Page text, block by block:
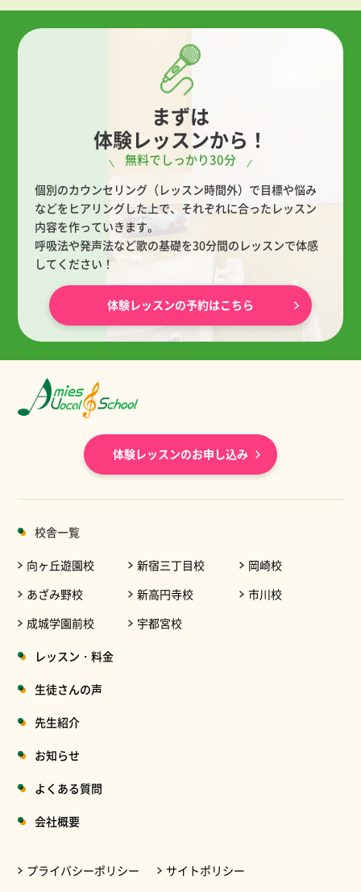
まずは
体験レッスンから！
無料でしっかり30分
個別のカウンセリング（レッスン時間外）で目標や悩み
などをヒアリングした上で、 それぞれに合ったレッスン
内容を作っていきます。
呼吸法や発声法など歌の基礎を30分間のレッスンで体感
してください！
体験レッスンの予約はこちら
体験レッスンのお申し込み
校舎一覧
向ヶ丘遊園校
あざみ野校
成城学園前校
新宿三丁目校
新高円寺校
宇都宮校
岡崎校
市川校
レッスン・料金
生徒さんの声
先生紹介
お知らせ
よくある質問
会社概要
プライバシーポリシー サイトポリシー